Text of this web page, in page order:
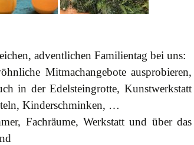
adventlichen Familientag bei uns:
Mitmachangebote ausprobieren,
in der Edelsteingrotte, Kunstwerkstatt
Kinderschminken, …
Fachräume, Werkstatt und über das